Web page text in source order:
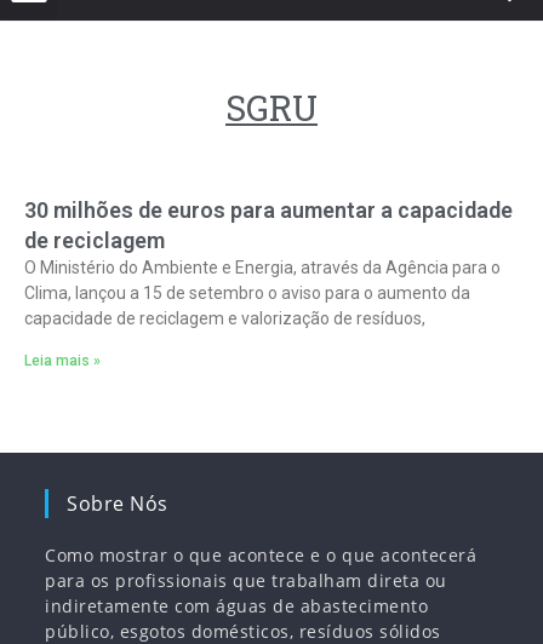
SGRU
30 milhões de euros para aumentar a capacidade
de reciclagem
O Ministério do Ambiente e Energia, através da Agência para o
Clima, lançou a 15 de setembro o aviso para o aumento da
capacidade de reciclagem e valorização de resíduos,
Leia mais »
Sobre Nós
Como mostrar o que acontece e o que acontecerá
para os profissionais que trabalham direta ou
indiretamente com águas de abastecimento
público, esgotos domésticos, resíduos sólidos